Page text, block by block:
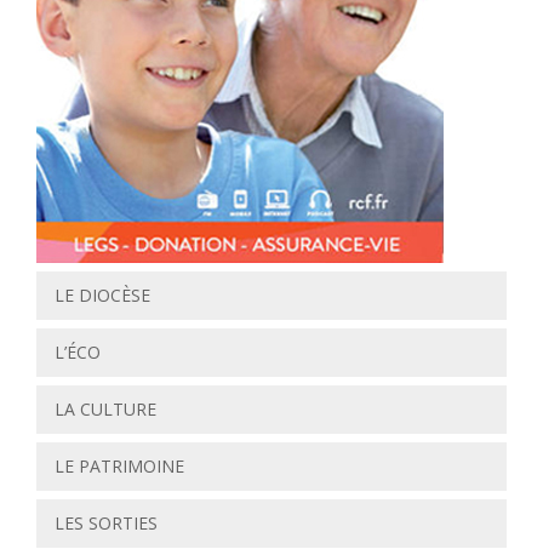
LE DIOCÈSE
L’ÉCO
LA CULTURE
LE PATRIMOINE
LES SORTIES